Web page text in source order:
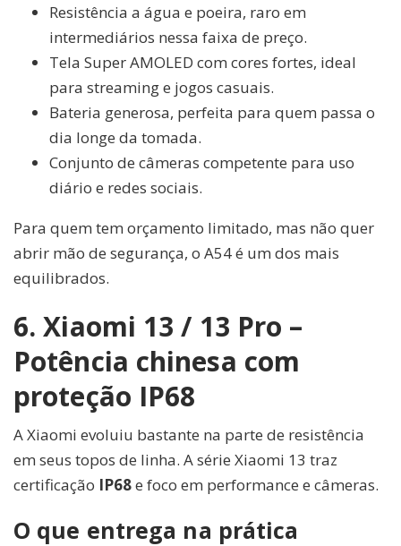
Resistência a água e poeira, raro em
intermediários nessa faixa de preço.
Tela Super AMOLED com cores fortes, ideal
para streaming e jogos casuais.
Bateria generosa, perfeita para quem passa o
dia longe da tomada.
Conjunto de câmeras competente para uso
diário e redes sociais.
Para quem tem orçamento limitado, mas não quer
abrir mão de segurança, o A54 é um dos mais
equilibrados.
6. Xiaomi 13 / 13 Pro –
Potência chinesa com
proteção IP68
A Xiaomi evoluiu bastante na parte de resistência
em seus topos de linha. A série Xiaomi 13 traz
certificação IP68e foco em performance e câmeras.
O que entrega na prática